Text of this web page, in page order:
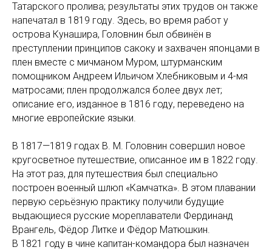
Татарского пролива; результаты этих трудов он также
напечатал в 1819 году. Здесь, во время работ у
острова Кунашира, Головнин был обвинён в
преступлении принципов сакоку и захвачен японцами в
плен вместе с мичманом Муром, штурманским
помощником Андреем Ильичом Хлебниковым и 4-мя
матросами; плен продолжался более двух лет;
описание его, изданное в 1816 году, переведено на
многие европейские языки.
В 1817—1819 годах В. М. Головнин совершил новое
кругосветное путешествие, описанное им в 1822 году.
На этот раз, для путешествия был специально
построен военный шлюп «Камчатка». В этом плавании
первую серьёзную практику получили будущие
выдающиеся русские мореплаватели Фердинанд
Врангель, Фёдор Литке и Фёдор Матюшкин.
В 1821 году в чине капитан-командора был назначен